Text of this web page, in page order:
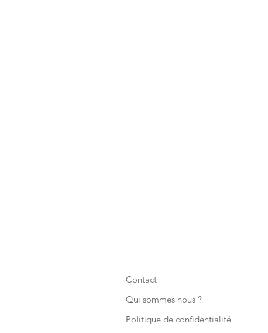
Contact
Qui sommes nous ?
Politique de confidentialité